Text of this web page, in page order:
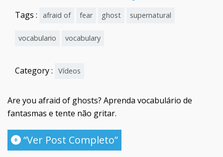
Tags : afraid of fear ghost supernatural
vocabulario vocabulary
Category : Vídeos
Are you afraid of ghosts? Aprenda vocabulário de
fantasmas e tente não gritar.
“Ver Post Completo”